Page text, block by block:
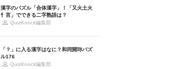
漢字のパズル「合体漢字」！「又火土火
忄言」でできる二字熟語は？
QuizKnock編集部
「？」に入る漢字はなに？和同開珎パズ
ル176
QuizKnock編集部